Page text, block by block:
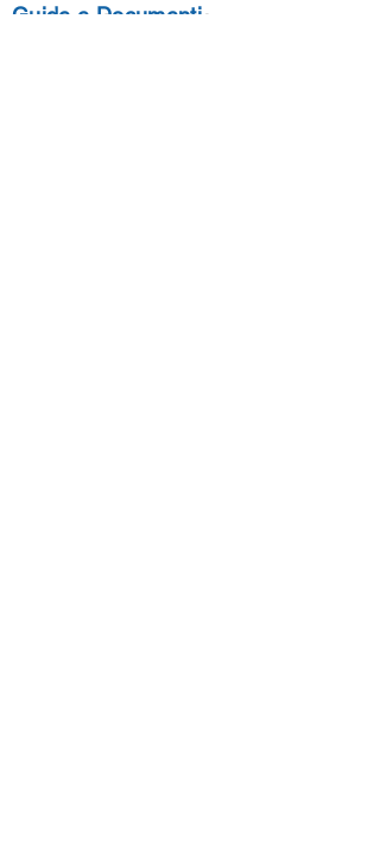
Guide e Documenti